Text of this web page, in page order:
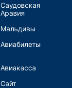
Саудовская
Аравия
Мальдивы
Авиабилеты
Авиакасса
Сайт